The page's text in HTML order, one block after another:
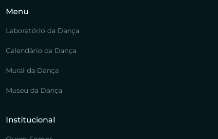
Menu
Laboratório da Dança
Calendário da Dança
Mural da Dança
Museu da Dança
Institucional